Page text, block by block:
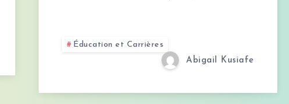
LA
À
Éducation et Carrières
Abigail Kusiafe